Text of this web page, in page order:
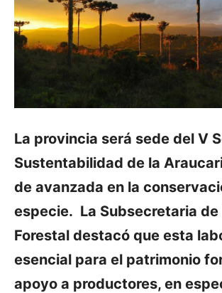
La provincia será sede del V
Sustentabilidad de la
de avanzada en la
especie. La Subsecretaria de
Forestal destacó que esta
esencial para el patrimonio
apoyo a productores, en